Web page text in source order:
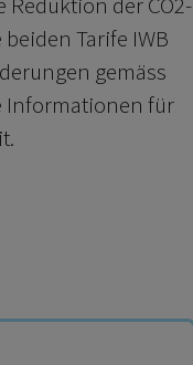
Tarife IWB
gemäss
Informationen für